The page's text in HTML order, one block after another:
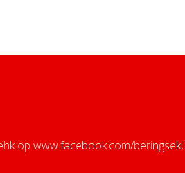
op www.facebook.com/